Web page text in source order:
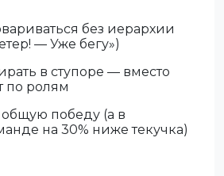
без иерархии
— Уже бегу»)
в ступоре — вместо
по ролям
общую победу (а в
на 30% ниже текучка)